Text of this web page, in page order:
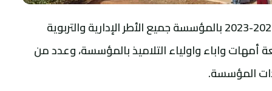
حضر حفل اعطاء انطلاقة الموسم الدراسي 2022-2023 بالمؤسسة جميع الأطر الإدارية والتربوية
واباء واولياء التلاميذ بالمؤسسة، وعدد من
المؤسسة.